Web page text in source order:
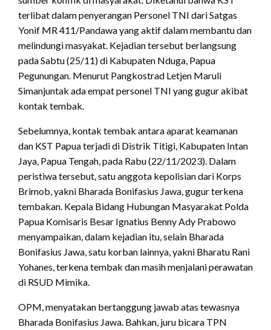
terlibat dalam penyerangan Personel TNI dari Satgas
Yonif MR 411/Pandawa yang aktif dalam membantu dan
melindungi masyakat. Kejadian tersebut berlangsung
pada Sabtu (25/11) di Kabupaten Nduga, Papua
Pegunungan. Menurut Pangkostrad Letjen Maruli
Simanjuntak ada empat personel TNI yang gugur akibat
kontak tembak.
Sebelumnya, kontak tembak antara aparat keamanan
dan KST Papua terjadi di Distrik Titigi, Kabupaten Intan
Jaya, Papua Tengah, pada Rabu (22/11/2023). Dalam
peristiwa tersebut, satu anggota kepolisian dari Korps
Brimob, yakni Bharada Bonifasius Jawa, gugur terkena
tembakan. Kepala Bidang Hubungan Masyarakat Polda
Papua Komisaris Besar Ignatius Benny Ady Prabowo
menyampaikan, dalam kejadian itu, selain Bharada
Bonifasius Jawa, satu korban lainnya, yakni Bharatu Rani
Yohanes, terkena tembak dan masih menjalani perawatan
di RSUD Mimika.
OPM, menyatakan bertanggung jawab atas tewasnya
Bharada Bonifasius Jawa. Bahkan, juru bicara TPN